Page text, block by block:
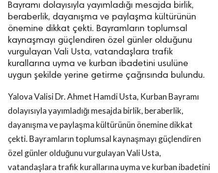
Asayiş
Saklıdır.
Bayramı dolayısıyla yayımladığı mesajda birlik,
beraberlik, dayanışma ve paylaşma kültürünün
önemine dikkat çekti. Bayramların toplumsal
kaynaşmayı güçlendiren özel günler olduğunu
vurgulayan Vali Usta, vatandaşlara trafik
kurallarına uyma ve kurban ibadetini usulüne
uygun şekilde yerine getirme çağrısında bulundu.
Yalova Valisi Dr. Ahmet Hamdi Usta, Kurban Bayramı
dolayısıyla yayımladığı mesajda birlik, beraberlik,
dayanışma ve paylaşma kültürünün önemine dikkat
çekti. Bayramların toplumsal kaynaşmayı güçlendiren
özel günler olduğunu vurgulayan Vali Usta,
vatandaşlara trafik kurallarına uyma ve kurban ibadetini